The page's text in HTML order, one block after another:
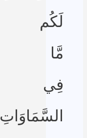
لَكُم
مَّا
فِي
السَّمَاوَاتِ